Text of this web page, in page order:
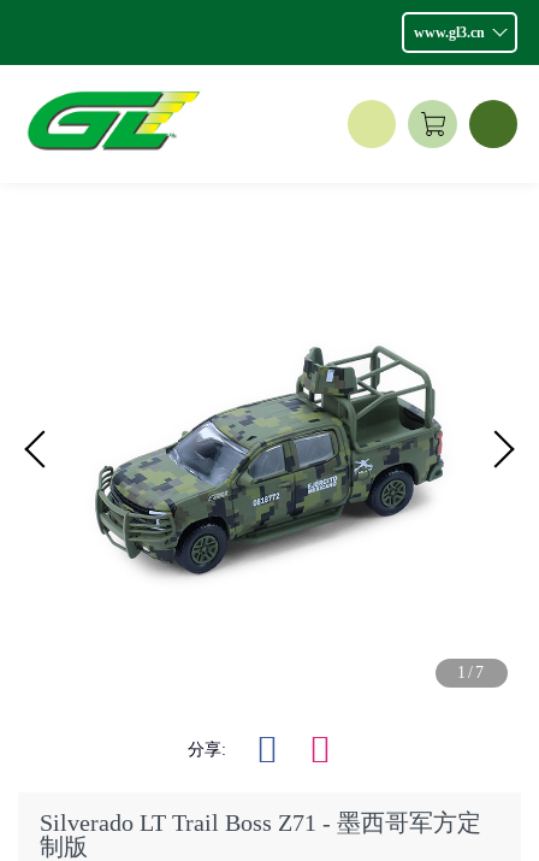
www.gl3.cn
1/7
分享:
Silverado LT Trail Boss Z71 - 墨西哥军方定
制版